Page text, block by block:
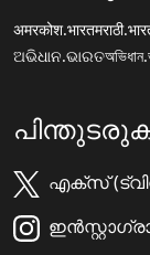
अमरकोश.भारत
ଅଭିଧାନ.ଭାରତ
എക്സ്